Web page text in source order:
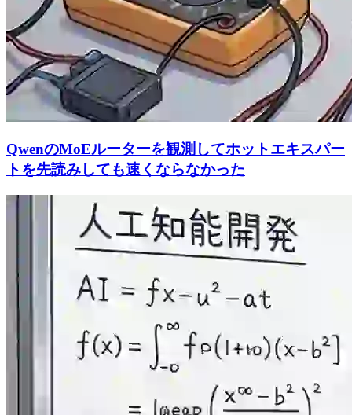
QwenのMoEルーターを観測してホットエキスパー
トを先読みしても速くならなかった